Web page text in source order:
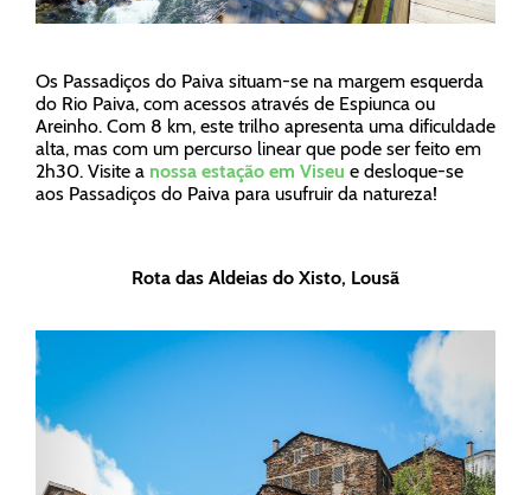
Os Passadiços do Paiva situam-se na margem esquerda
do Rio Paiva, com acessos através de Espiunca ou
Areinho. Com 8 km, este trilho apresenta uma dificuldade
alta, mas com um percurso linear que pode ser feito em
2h30. Visite a nossa estação em Viseu e desloque-se
aos Passadiços do Paiva para usufruir da natureza!
Rota das Aldeias do Xisto, Lousã